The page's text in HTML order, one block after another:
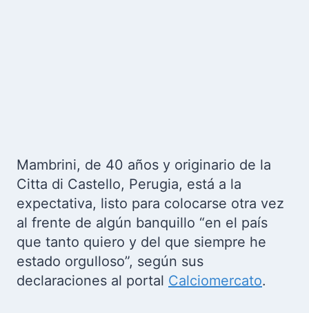
Mambrini, de 40 años y originario de la
Citta di Castello, Perugia, está a la
expectativa, listo para colocarse otra vez
al frente de algún banquillo “en el país
que tanto quiero y del que siempre he
estado orgulloso”, según sus
declaraciones al portal Calciomercato.